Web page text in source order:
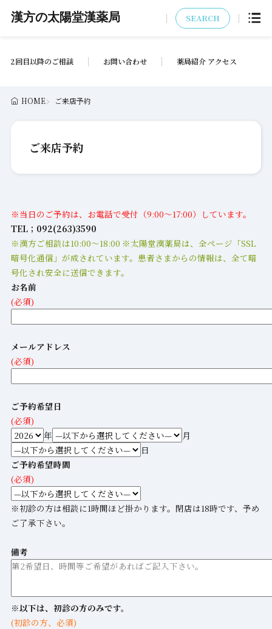
漢方の太陽堂漢薬局 SEARCH
2回目以降のご相談 お問い合わせ 薬局紹介 アクセス
HOME ご来店予約
ご来店予約
※当日のご予約は、お電話で受付（9:00～17:00）しています。
TEL；092(263)3590
※漢方ご相談は10:00～18:00 ※太陽堂漢薬局は、全ページ「SSL
暗号化通信」が成されています。患者さまからの情報は、全て暗
号化され安全に送信できます。
お名前
(必須)
メールアドレス
(必須)
ご予約希望日
(必須)
年
月
日
ご予約希望時間
(必須)
※初診の方は相談に1時間ほど掛かります。閉店は18時です、予め
ご了承下さい。
備考
※以下は、初診の方のみです。
(初診の方、必須)